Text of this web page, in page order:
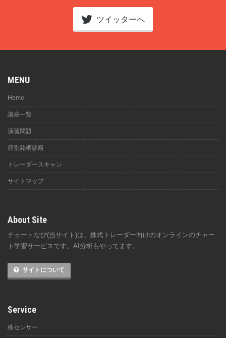
ツイッターへ
MENU
Home
講座一覧
演習問題
個別銘柄診断
トレーダースキャン
サイトマップ
About Site
チャートなび(当サイト)は、株式トレーダー向けのオンラインのチャー
ト学習サービスです。AI分析もやってます。
サイトについて
Service
株センサー